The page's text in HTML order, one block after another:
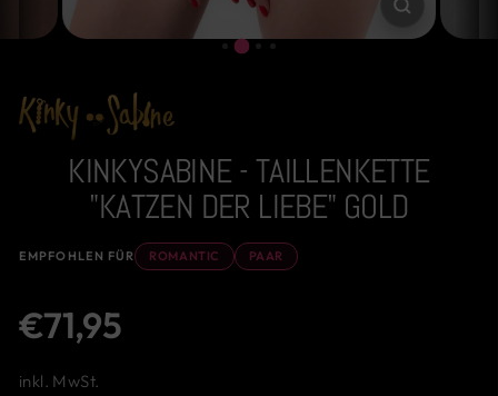
ESC)
KINKYSABINE - TAILLENKETTE
"KATZEN DER LIEBE" GOLD
EMPFOHLEN FÜR ROMANTIC PAAR
€71,95
inkl. MwSt.